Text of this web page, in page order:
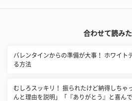
合わせて読み
バレンタインからの準備が大事！ ホワイト
る方法
むしろスッキリ！ 振られたけど納得しちゃ
んと理由を説明」「『ありがとう』と喜んで